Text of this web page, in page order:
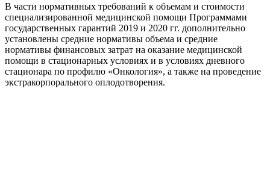
В части нормативных требований к объемам и стоимости
специализированной медицинской помощи Программами
государственных гарантий 2019 и 2020 гг. дополнительно
установлены средние нормативы объема и средние
нормативы финансовых затрат на оказание медицинской
помощи в стационарных условиях и в условиях дневного
стационара по профилю «Онкология», а также на проведение
экстракорпорального оплодотворения.